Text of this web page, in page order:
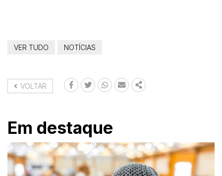
VER TUDO NOTÍCIAS
VOLTAR FACEBOOK
TWITTERWHATSAPP
EMAILSHARE
Em destaque